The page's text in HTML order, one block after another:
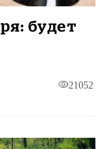
будет
21052